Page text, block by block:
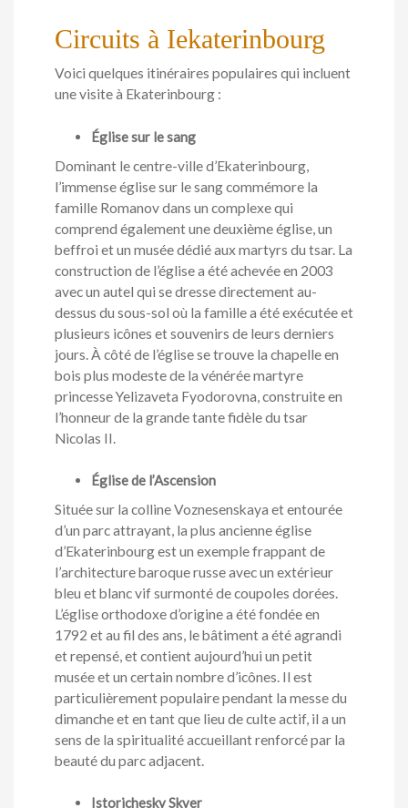
Circuits à Iekaterinbourg
Voici quelques itinéraires populaires qui incluent
une visite à Ekaterinbourg :
Église sur le sang
Dominant le centre-ville d’Ekaterinbourg,
l’immense église sur le sang commémore la
famille Romanov dans un complexe qui
comprend également une deuxième église, un
beffroi et un musée dédié aux martyrs du tsar. La
construction de l’église a été achevée en 2003
avec un autel qui se dresse directement au-
dessus du sous-sol où la famille a été exécutée et
plusieurs icônes et souvenirs de leurs derniers
jours. À côté de l’église se trouve la chapelle en
bois plus modeste de la vénérée martyre
princesse Yelizaveta Fyodorovna, construite en
l’honneur de la grande tante fidèle du tsar
Nicolas II.
Église de l’Ascension
Située sur la colline Voznesenskaya et entourée
d’un parc attrayant, la plus ancienne église
d’Ekaterinbourg est un exemple frappant de
l’architecture baroque russe avec un extérieur
bleu et blanc vif surmonté de coupoles dorées.
L’église orthodoxe d’origine a été fondée en
1792 et au fil des ans, le bâtiment a été agrandi
et repensé, et contient aujourd’hui un petit
musée et un certain nombre d’icônes. Il est
particulièrement populaire pendant la messe du
dimanche et en tant que lieu de culte actif, il a un
sens de la spiritualité accueillant renforcé par la
beauté du parc adjacent.
Istorichesky Skver